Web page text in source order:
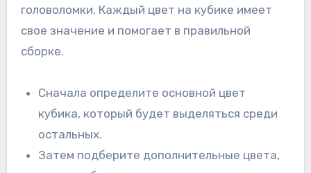
головоломки. Каждый цвет на кубике имеет
свое значение и помогает в правильной
сборке.
Сначала определите основной цвет
кубика, который будет выделяться среди
остальных.
Затем подберите дополнительные цвета,